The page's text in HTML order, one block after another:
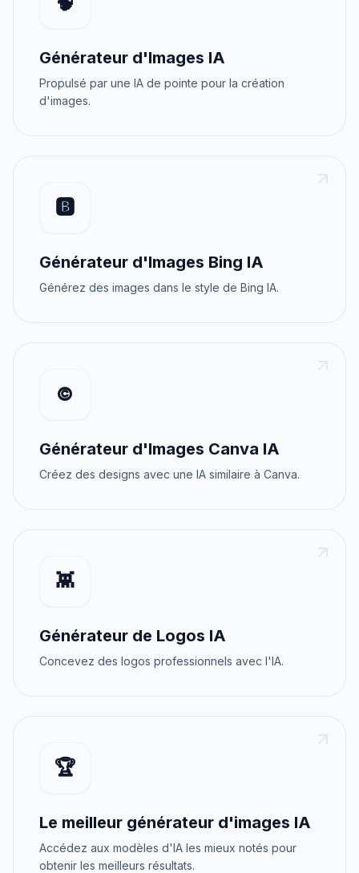
Générateur d'Images IA
Propulsé par une IA de pointe pour la création
d'images.
🅱️
Générateur d'Images Bing IA
Générez des images dans le style de Bing IA.
©️
Générateur d'Images Canva IA
Créez des designs avec une IA similaire à Canva.
👾
Générateur de Logos IA
Concevez des logos professionnels avec l'IA.
🏆
Le meilleur générateur d'images IA
Accédez aux modèles d'IA les mieux notés pour
obtenir les meilleurs résultats.